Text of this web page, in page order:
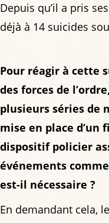
Depuis qu’il a pris
déjà à 14 suicides
Pour réagir à cette
des forces de
plusieurs séries de
mise en place d’un
dispositif policier
événements
est-il nécessaire ?
En demandant cela,